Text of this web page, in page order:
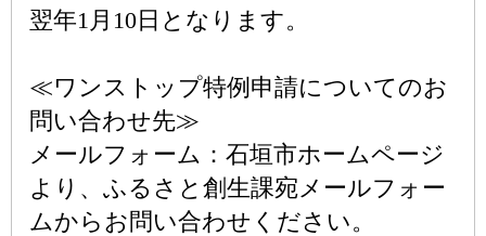
翌年1月10日となります。
≪ワンストップ特例申請についてのお
問い合わせ先≫
メールフォーム：石垣市ホームページ
より、ふるさと創生課宛メールフォー
ムからお問い合わせください。